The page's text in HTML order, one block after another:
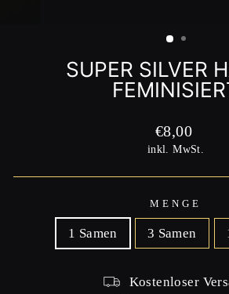
SUPER SILVER
Normaler
Preis
€8,00
inkl. MwSt.
MENGE
1 Samen 3 Samen
Kostenloser